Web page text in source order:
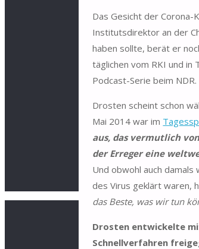
Das Gesicht der Corona-
Institutsdirektor an der
haben sollte, berät er
täglichen vom RKI und in
Podcast-Serie beim NDR.
Drosten scheint schon
Mai 2014 war im
aus, das vermutlich
der Erreger eine
Und obwohl auch
des Virus geklärt waren,
das Beste, was wir tun
Drosten entwickelte
Schnellverfahren